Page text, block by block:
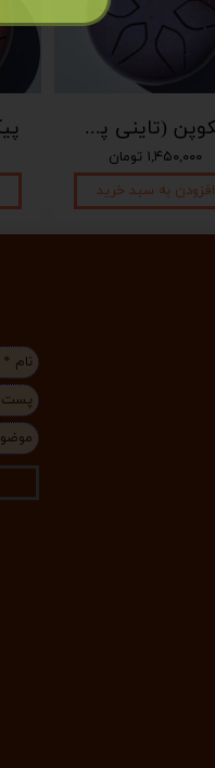
پیکوپن (تاینی پن) 6 نت برند دلکو
۱,۴۵۰,۰۰۰ تومان
افزودن به سبد خرید